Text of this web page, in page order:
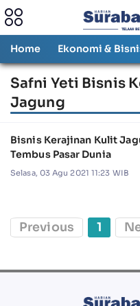
Home Ekonomi &
Safni Yeti Bisnis
Jagung
Bisnis Kerajinan Kulit
Tembus Pasar Dunia
Selasa, 03 Agu 2021 11:23 WIB
Previous 1